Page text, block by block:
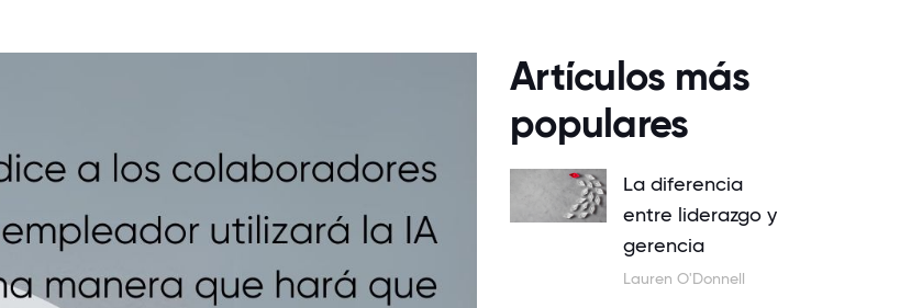
Artículos más
populares
La diferencia
entre liderazgo y
gerencia
Lauren O'Donnell